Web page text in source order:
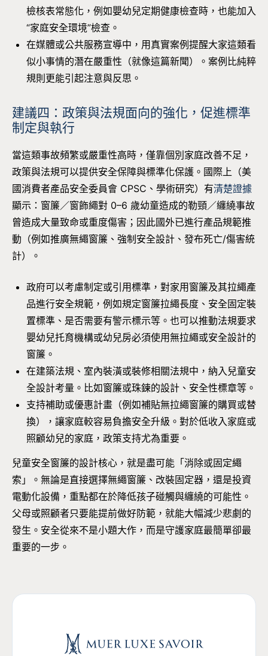
檢核表常態化，例如嬰幼兒定期健康檢查時，也能加入
“家庭安全環境”檢查。
在媒體或公共服務宣導中，用真實案例提醒大家這類看
似小事情的潛在嚴重性（就像這篇新聞）。案例比純粹
規則更能引起注意與反思。
建議四：政策與法規面向的強化，促進標準
制定與執行
當這類事故頻繁或嚴重性高時，僅靠個別家庭改善不足，
政策與法規可以提供安全保障與標準化保護。國際上（美
國消費者產品安全委員會 CPSC、學術研究）有清楚證據
顯示：窗簾／窗飾繩對 0–6 歲幼童造成的勒頸／纏繞事故
曾造成大量致命或重度傷害；因此國外已進行產品規範推
動（例如推廣無繩窗簾、強制安全設計、發布死亡/傷害統
計）。
政府可以考慮制定或引用標準，對家用窗簾及其拉繩產
品進行安全規範，例如規定窗簾拉繩長度、安全固定裝
置標準、是否需要有警示標示等。也可以推動法規要求
嬰幼兒托育機構或幼兒房必須使用無拉繩或安全設計的
窗簾。
在建築法規、室內裝潢或裝修相關法規中，納入兒童安
全設計考量。比如窗簾或珠鍊的設計、安全性標章等。
支持補助或優惠計畫（例如補貼無拉繩窗簾的購買或替
換），讓家庭較容易負擔安全升級。對於低收入家庭或
照顧幼兒的家庭，政策支持尤為重要。
兒童安全窗簾的設計核心，就是盡可能「消除或固定繩
索」。無論是直接選擇無繩窗簾、改裝固定器，還是投資
電動化設備，重點都在於降低孩子碰觸與纏繞的可能性。
父母或照顧者只要能提前做好防範，就能大幅減少悲劇的
發生。安全從來不是小題大作，而是守護家庭最簡單卻最
重要的一步。